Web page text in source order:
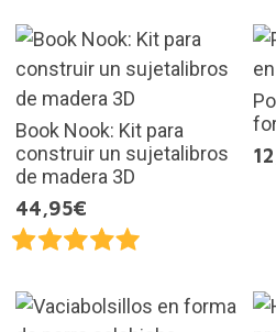
Book Nook: Kit para
construir un sujetalibros
de madera 3D
44,95€